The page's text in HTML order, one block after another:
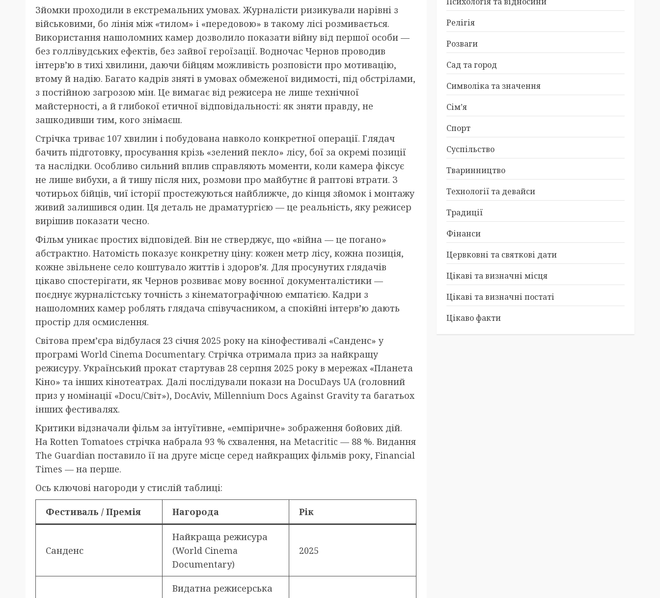
Зйомки проходили в екстремальних умовах. Журналісти ризикували нарівні з
військовими, бо лінія між «тилом» і «передовою» в такому лісі розмивається.
Використання нашоломних камер дозволило показати війну від першої особи —
без голлівудських ефектів, без зайвої героїзації. Водночас Чернов проводив
інтерв’ю в тихі хвилини, даючи бійцям можливість розповісти про мотивацію,
втому й надію. Багато кадрів зняті в умовах обмеженої видимості, під обстрілами,
з постійною загрозою мін. Це вимагає від режисера не лише технічної
майстерності, а й глибокої етичної відповідальності: як зняти правду, не
зашкодивши тим, кого знімаєш.
Стрічка триває 107 хвилин і побудована навколо конкретної операції. Глядач
бачить підготовку, просування крізь «зелений пекло» лісу, бої за окремі позиції
та наслідки. Особливо сильний вплив справляють моменти, коли камера фіксує
не лише вибухи, а й тишу після них, розмови про майбутнє й раптові втрати. З
чотирьох бійців, чиї історії простежуються найближче, до кінця зйомок і монтажу
живий залишився один. Ця деталь не драматургією — це реальність, яку режисер
вирішив показати чесно.
Фільм уникає простих відповідей. Він не стверджує, що «війна — це погано»
абстрактно. Натомість показує конкретну ціну: кожен метр лісу, кожна позиція,
кожне звільнене село коштувало життів і здоров’я. Для просунутих глядачів
цікаво спостерігати, як Чернов розвиває мову воєнної документалістики —
поєднує журналістську точність з кінематографічною емпатією. Кадри з
нашоломних камер роблять глядача співучасником, а спокійні інтерв’ю дають
простір для осмислення.
Світова прем’єра відбулася 23 січня 2025 року на кінофестивалі «Санденс» у
програмі World Cinema Documentary. Стрічка отримала приз за найкращу
режисуру. Український прокат стартував 28 серпня 2025 року в мережах «Планета
Кіно» та інших кінотеатрах. Далі послідували покази на DocuDays UA (головний
приз у номінації «Docu/Світ»), DocAviv, Millennium Docs Against Gravity та багатьох
інших фестивалях.
Критики відзначали фільм за інтуїтивне, «емпіричне» зображення бойових дій.
На Rotten Tomatoes стрічка набрала 93 % схвалення, на Metacritic — 88 %. Видання
The Guardian поставило її на друге місце серед найкращих фільмів року, Financial
Times — на перше.
Ось ключові нагороди у стислій таблиці:
Фестиваль / Премія Нагорода Рік
Санденс
Найкраща режисура
(World Cinema
Documentary)
2025
Видатна режисерська
Релігія
Розваги
Сад та город
Символіка та значення
Сім’я
Спорт
Суспільство
Тваринництво
Технології та девайси
Традиції
Фінанси
Цервковні та святкові дати
Цікаві та визначні місця
Цікаві та визначні постаті
Цікаво факти